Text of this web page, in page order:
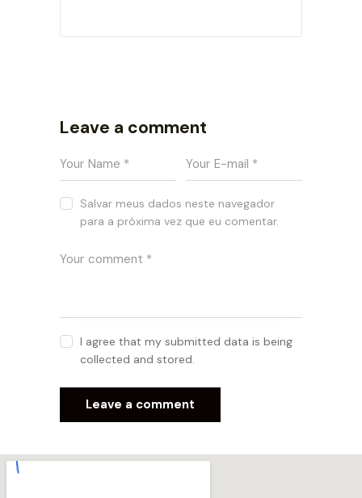
Leave a comment
Salvar meus dados neste navegador
para a próxima vez que eu comentar.
I agree that my submitted data is being
collected and stored.